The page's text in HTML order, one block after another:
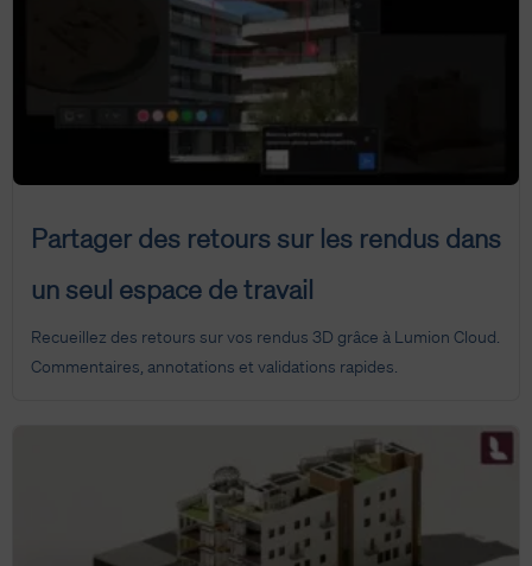
Partager des retours sur les rendus dans
un seul espace de travail
Recueillez des retours sur vos rendus 3D grâce à Lumion Cloud.
Commentaires, annotations et validations rapides.